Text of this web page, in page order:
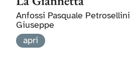
Anfossi Pasquale Petrosellini
Giuseppe
apri